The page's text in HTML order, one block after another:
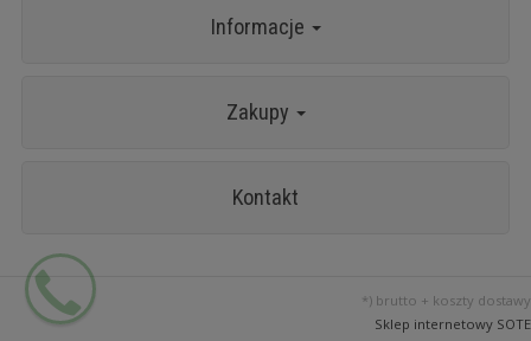
Informacje
Zakupy
Kontakt
*) brutto + koszty dostawy
Sklep internetowy SOTE